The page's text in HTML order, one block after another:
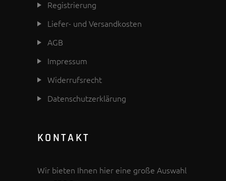
Registrierung
Liefer- und Versandkosten
AGB
Impressum
Widerrufsrecht
Datenschutzerklärung
KONTAKT
Wir bieten Ihnen hier eine große Auswahl